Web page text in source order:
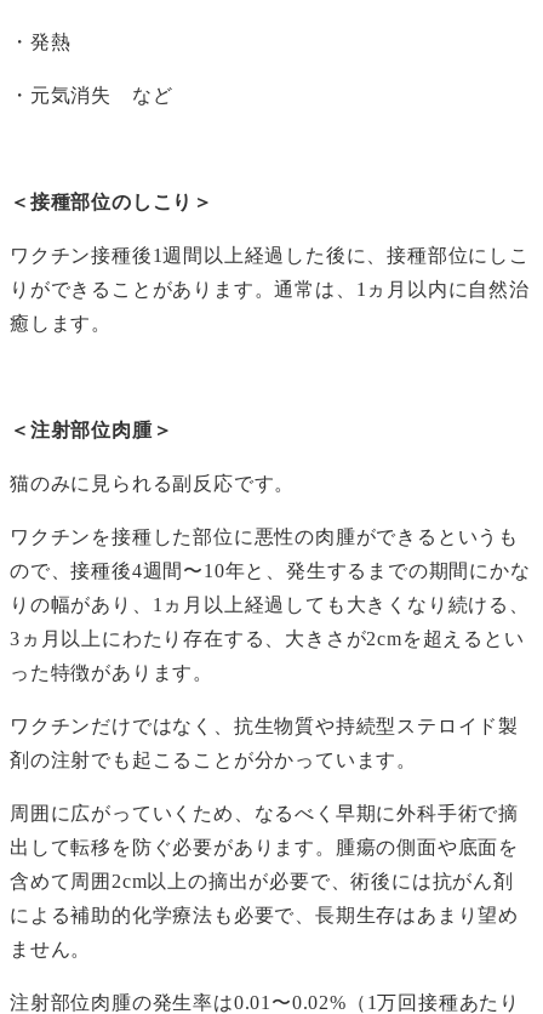
・発熱
・元気消失 など
＜接種部位のしこり＞
ワクチン接種後1週間以上経過した後に、接種部位にしこ
りができることがあります。通常は、1ヵ月以内に自然治
癒します。
＜注射部位肉腫＞
猫のみに見られる副反応です。
ワクチンを接種した部位に悪性の肉腫ができるというも
ので、接種後4週間〜10年と、発生するまでの期間にかな
りの幅があり、1ヵ月以上経過しても大きくなり続ける、
3ヵ月以上にわたり存在する、大きさが2cmを超えるとい
った特徴があります。
ワクチンだけではなく、抗生物質や持続型ステロイド製
剤の注射でも起こることが分かっています。
周囲に広がっていくため、なるべく早期に外科手術で摘
出して転移を防ぐ必要があります。腫瘍の側面や底面を
含めて周囲2cm以上の摘出が必要で、術後には抗がん剤
による補助的化学療法も必要で、長期生存はあまり望め
ません。
注射部位肉腫の発生率は0.01〜0.02%（1万回接種あたり